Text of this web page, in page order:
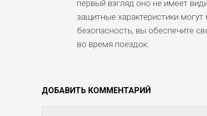
первый взгляд оно не имеет
защитные характеристики
безопасность, вы обеспечите
во время поездок.
ДОБАВИТЬ КОММЕНТАРИЙ